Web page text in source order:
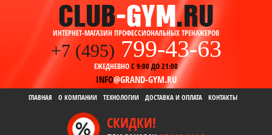
ИНТЕРНЕТ-МАГАЗИН ПРОФЕССИОНАЛЬНЫХ ТРЕНАЖЕРОВ
+7 (495) 799-43-63
ЕЖЕДНЕВНОС 9:00 ДО 21:00
INFO@GRAND-GYM.RU
ГЛАВНАЯ О КОМПАНИИ ТЕХНОЛОГИИ ДОСТАВКА И ОПЛАТА КОНТАКТЫ
СКИДКИ!